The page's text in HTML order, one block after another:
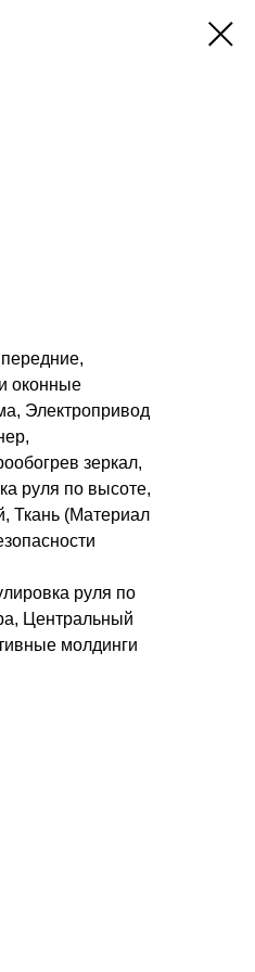
оконные
Электропривод
зеркал,
руля по высоте,
Ткань (Материал
руля по
Центральный
молдинги